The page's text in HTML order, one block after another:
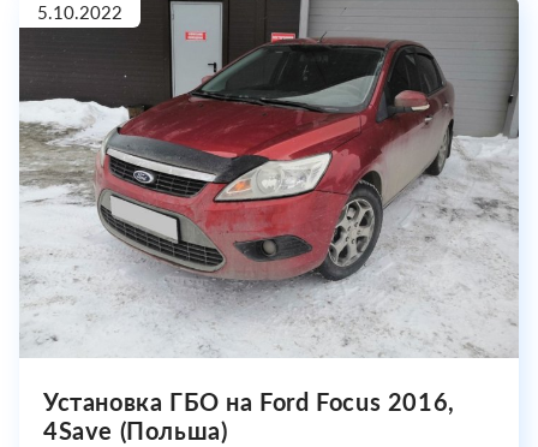
5.10.2022
Установка ГБО на Ford Focus 2016,
4Save (Польша)